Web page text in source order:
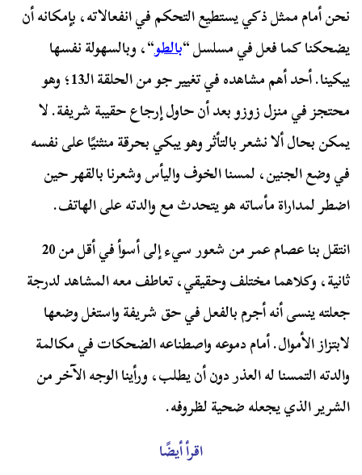
نحن أمام ممثل ذكي يستطيع التحكم في انفعالاته، بإمكانه أن
يضحكنا كما فعل في مسلسل “بالطو“، وبالسهولة نفسها
يبكينا. أحد أهم مشاهده في تغيير جو من الحلقة الـ13؛ وهو
محتجز في منزل زوزو بعد أن حاول إرجاع حقيبة شريفة. لا
يمكن بحال ألا نشعر بالتأثر وهو يبكي بحرقة منثنيًا على نفسه
في وضع الجنين، لمسنا الخوف واليأس وشعرنا بالقهر حين
اضطر لمداراة مأساته هو يتحدث مع والدته على الهاتف.
انتقل بنا عصام عمر من شعور سيء إلى أسوأ في أقل من 20
ثانية، وكلاهما مختلف وحقيقي، تعاطف معه المشاهد لدرجة
جعلته ينسى أنه أجرم بالفعل في حق شريفة واستغل وضعها
لابتزاز الأموال. أمام دموعه واصطناعه الضحكات في مكالمة
والدته التمسنا له العذر دون أن يطلب، ورأينا الوجه الآخر من
الشرير الذي يجعله ضحية لظروفه.
اقرأ أيضًا